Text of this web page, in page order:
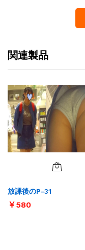
関連製品
放課後のP-31
￥580